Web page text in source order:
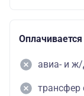
авиа- и ж/
трансфер